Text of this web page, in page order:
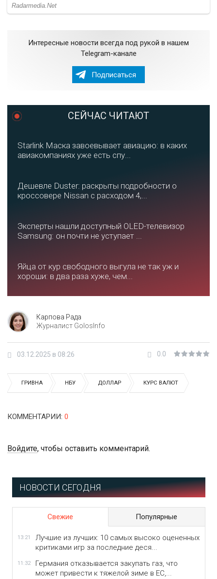
Интересные новости всегда под рукой в нашем
Telegram-канале
Подписаться
СЕЙЧАС ЧИТАЮТ
Starlink Маска завоевывает авиацию: в каких
авиакомпаниях уже есть спу...
Дешевле Duster: раскрыты подробности о
кроссовере Nissan с расходом 4,...
Эксперты нашли доступный OLED-телевизор
Samsung: он почти не уступает ...
Яйца от кур свободного выгула не так уж и
хороши: в два раза хуже, чем...
Карпова Рада
Журналист GolosInfo
03.12.2025 в 08:26 0.0
ГРИВНА НБУ ДОЛЛАР КУРС ВАЛЮТ
КОММЕНТАРИИ: 0
Войдите, чтобы оставить комментарий.
НОВОСТИ СЕГОДНЯ
Свежие Популярные
13:21
Лучшие из лучших: 10 самых высоко оцененных
критиками игр за последние деся...
11:32
Германия отказывается закупать газ, что
может привести к тяжелой зиме в ЕС,...